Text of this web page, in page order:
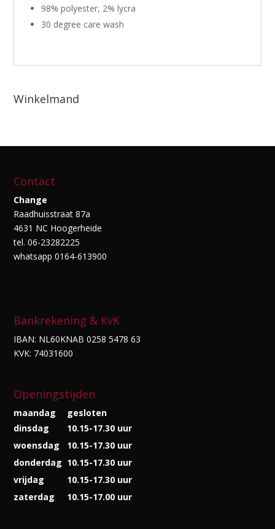
98% polyester, 2% lycra
30 degree care wash
Winkelmand
Contact
Change
Raadhuisstraat 87a
4631 NC Hoogerheide
tel. 06-23282225
whatsapp 0164-613900
Bankrekening & KvK
IBAN: NL60KNAB 0258 5478 63
KVK: 74031600
Openingstijden
maandag
gesloten
dinsdag
10.15-17.30 uur
woensdag
10.15-17.30 uur
donderdag 10.15-17.30 uur
vrijdag
10.15-17.30 uur
zaterdag
10.15-17.00 uur